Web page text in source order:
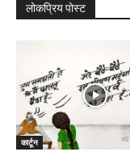
लोकप्रिय पोस्ट
कार्टून